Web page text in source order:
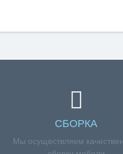
СБОРКА
Мы осуществляем